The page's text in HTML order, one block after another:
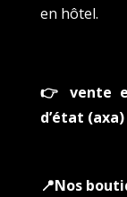
en hôtel.
👉 vente
d’état (axa)
📍Nos